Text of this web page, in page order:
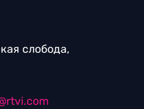
слобода,